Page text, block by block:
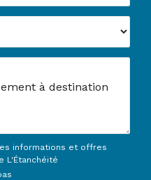
informations et offres
L'Étanchéité